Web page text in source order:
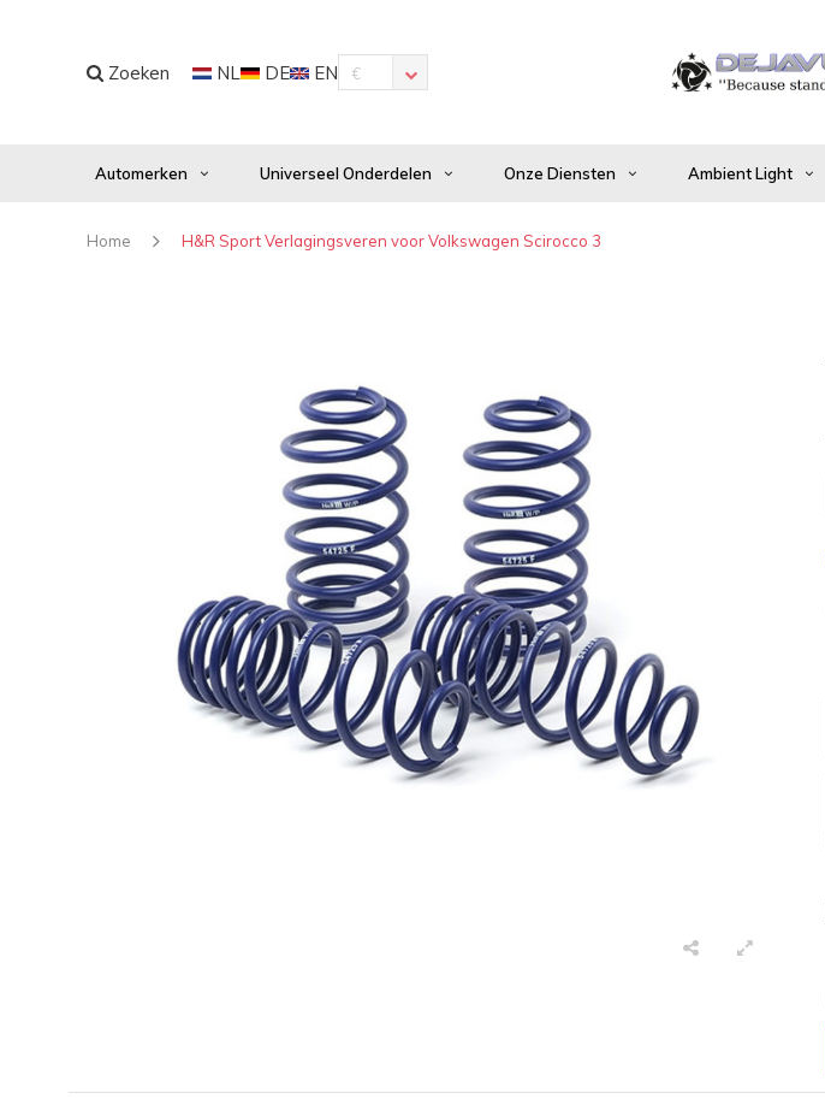
Zoeken NL DE EN €
Automerken Universeel Onderdelen Onze Diensten Ambient Light
Home H&R Sport Verlagingsveren voor Volkswagen Scirocco 3